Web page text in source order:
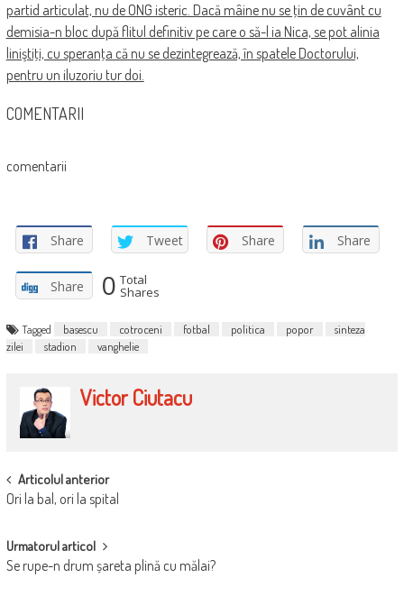
partid articulat, nu de ONG isteric. Dacă mâine nu se ţin de cuvânt cu
demisia-n bloc după flitul definitiv pe care o să-l ia Nica, se pot alinia
liniştiţi, cu speranţa că nu se dezintegrează, în spatele Doctorului,
pentru un iluzoriu tur doi.
COMENTARII
comentarii
Share Tweet Share Share
Share 0 Total
Shares
Tagged basescu cotroceni fotbal politica popor
sinteza
zilei
stadion vanghelie
Victor Ciutacu
POST
NAVIGATION
Articolul anterior
Ori la bal, ori la spital
Urmatorul articol
Se rupe-n drum șareta plină cu mălai?